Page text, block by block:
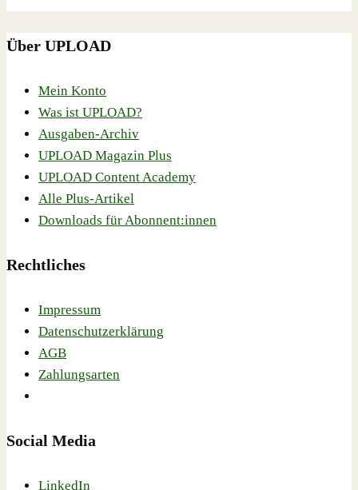
Über UPLOAD
Mein Konto
Was ist UPLOAD?
Ausgaben-Archiv
UPLOAD Magazin Plus
UPLOAD Content Academy
Alle Plus-Artikel
Downloads für Abonnent:innen
Rechtliches
Impressum
Datenschutzerklärung
AGB
Zahlungsarten
Social Media
LinkedIn